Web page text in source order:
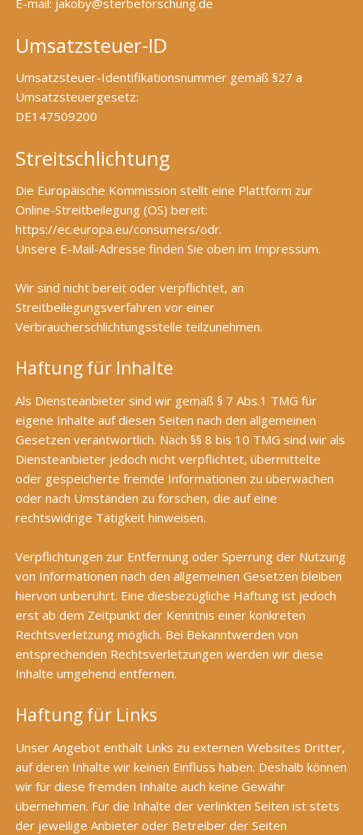
Umsatzsteuer-ID
Umsatzsteuer-Identifikationsnummer gemäß §27 a
Umsatzsteuergesetz:
DE147509200
Streitschlichtung
Die Europäische Kommission stellt eine Plattform zur
Online-Streitbeilegung (OS) bereit:
https://ec.europa.eu/consumers/odr.
Unsere E-Mail-Adresse finden Sie oben im Impressum.
Wir sind nicht bereit oder verpflichtet, an
Streitbeilegungsverfahren vor einer
Verbraucherschlichtungsstelle teilzunehmen.
Haftung für Inhalte
Als Diensteanbieter sind wir gemäß § 7 Abs.1 TMG für
eigene Inhalte auf diesen Seiten nach den allgemeinen
Gesetzen verantwortlich. Nach §§ 8 bis 10 TMG sind wir als
Diensteanbieter jedoch nicht verpflichtet, übermittelte
oder gespeicherte fremde Informationen zu überwachen
oder nach Umständen zu forschen, die auf eine
rechtswidrige Tätigkeit hinweisen.
Verpflichtungen zur Entfernung oder Sperrung der Nutzung
von Informationen nach den allgemeinen Gesetzen bleiben
hiervon unberührt. Eine diesbezügliche Haftung ist jedoch
erst ab dem Zeitpunkt der Kenntnis einer konkreten
Rechtsverletzung möglich. Bei Bekanntwerden von
entsprechenden Rechtsverletzungen werden wir diese
Inhalte umgehend entfernen.
Haftung für Links
Unser Angebot enthält Links zu externen Websites Dritter,
auf deren Inhalte wir keinen Einfluss haben. Deshalb können
wir für diese fremden Inhalte auch keine Gewähr
übernehmen. Für die Inhalte der verlinkten Seiten ist stets
der jeweilige Anbieter oder Betreiber der Seiten